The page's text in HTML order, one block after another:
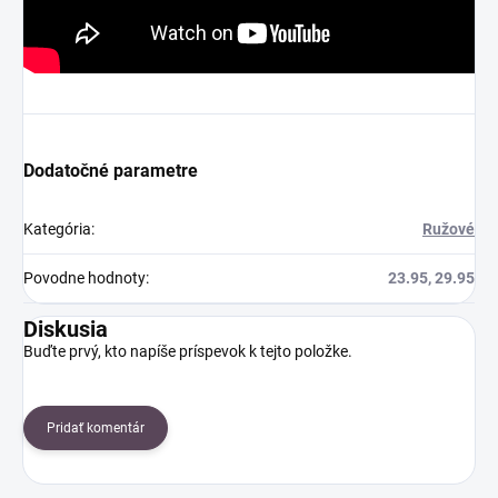
Dodatočné parametre
Kategória: Ružové
Povodne hodnoty: 23.95, 29.95
Diskusia
Buďte prvý, kto napíše príspevok k tejto položke.
Pridať komentár